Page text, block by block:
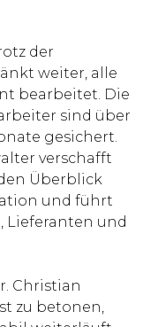
der
weiter, alle
bearbeitet. Die
sind über
gesichert.
verschafft
Überblick
und führt
Lieferanten und
Christian
zu betonen,